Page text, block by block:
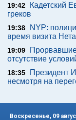
19:42
Кадетский
греков
19:38
NYP:
время визита
19:09
отсутствие
18:35
Президент
несмотря на
Воскресенье, 09